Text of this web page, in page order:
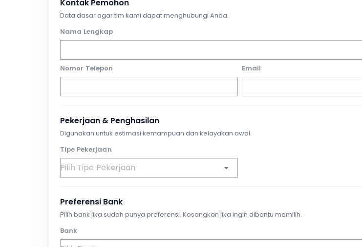
Kontak Pemohon
Data dasar agar tim kami dapat menghubungi Anda.
Nama Lengkap
Nomor Telepon Email
Pekerjaan & Penghasilan
Digunakan untuk estimasi kemampuan dan kelayakan awal.
Tipe Pekerjaan
Preferensi Bank
Pilih bank jika sudah punya preferensi. Kosongkan jika ingin dibantu memilih.
Bank